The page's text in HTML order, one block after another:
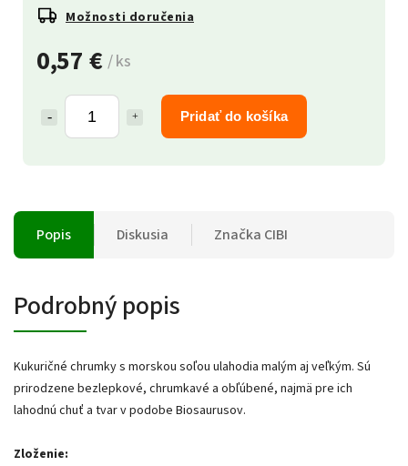
0,57 € / ks
Pridať do košíka
Možnosti doručenia
Popis Diskusia Značka CIBI
Podrobný popis
Kukuričné chrumky s morskou soľou ulahodia malým aj veľkým. Sú
prirodzene bezlepkové, chrumkavé a obľúbené, najmä pre ich
lahodnú chuť a tvar v podobe Biosaurusov.
Zloženie: